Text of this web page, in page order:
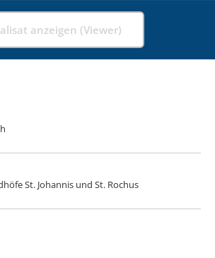
anzeigen (Viewer)
St. Johannis und St. Rochus